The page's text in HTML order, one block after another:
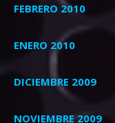
FEBRERO 2010
ENERO 2010
DICIEMBRE 2009
NOVIEMBRE 2009